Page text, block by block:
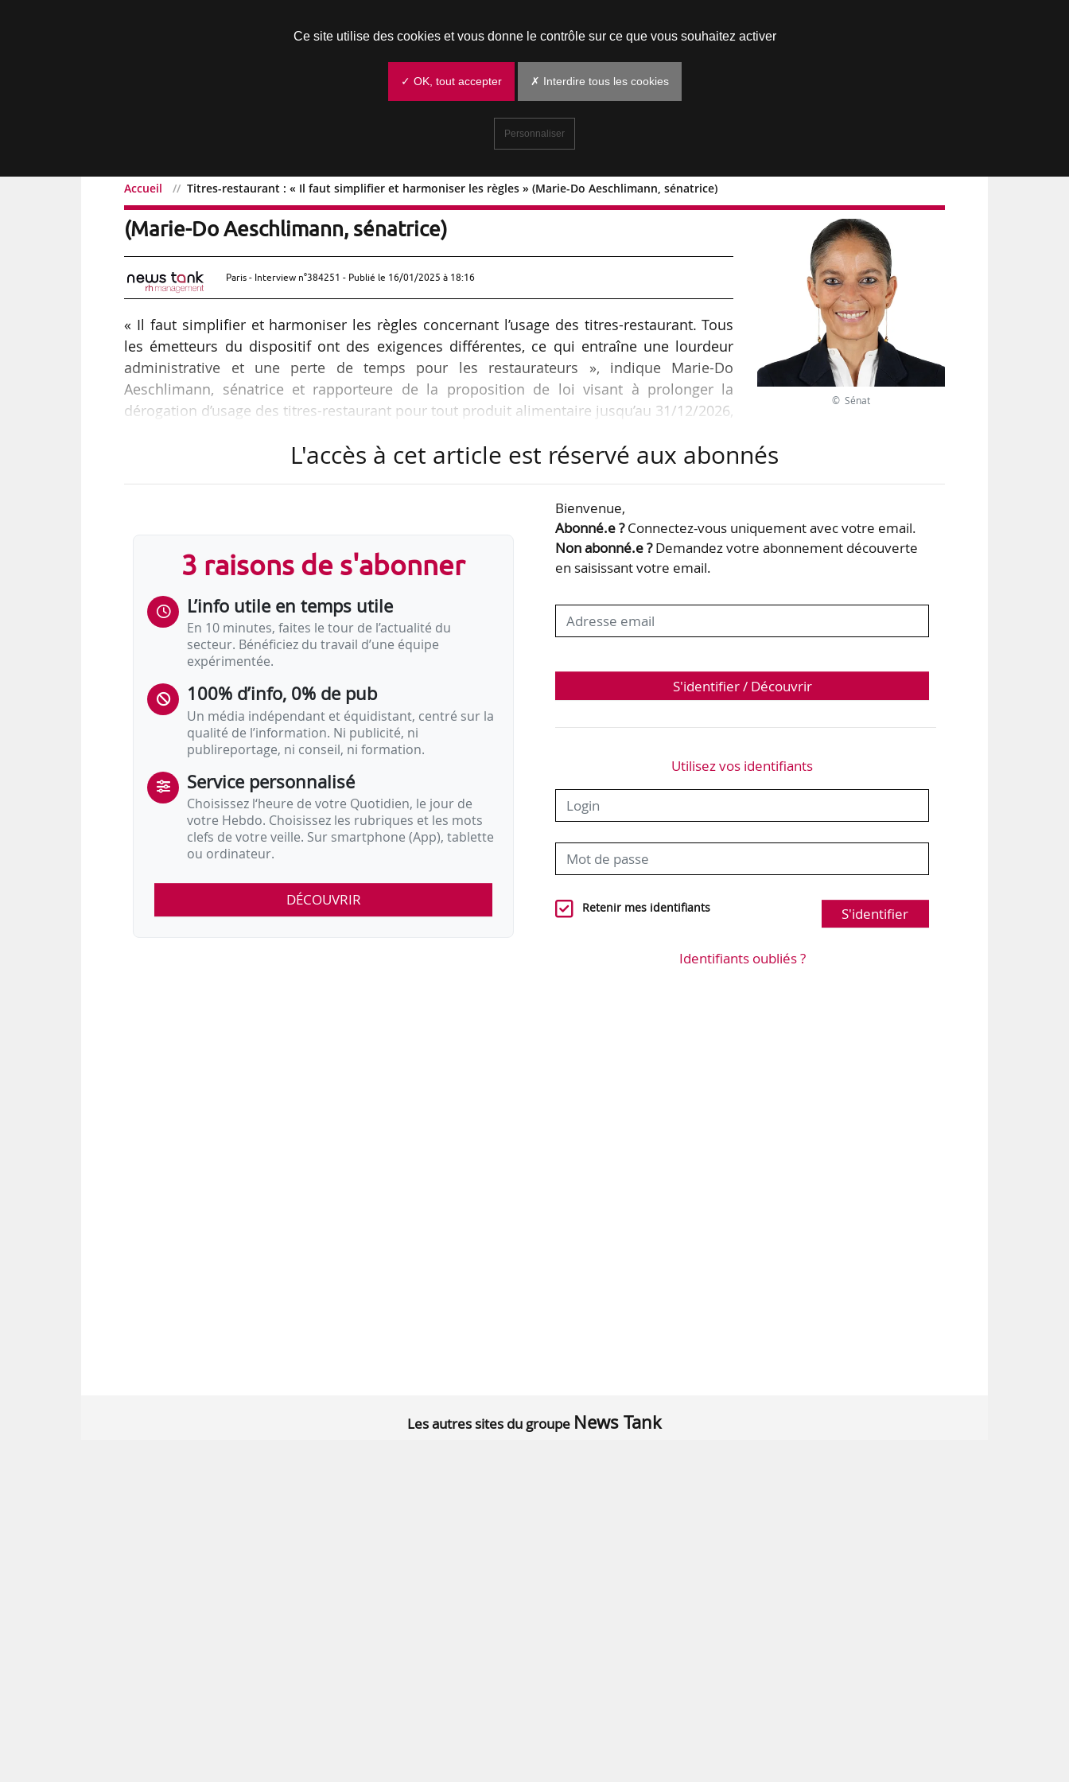
Accueil Titres-restaurant : « Il faut simplifier et harmoniser les règles » (Marie-Do Aeschlimann, sénatrice)
Titres-restaurant : « Il faut simplifier et harmoniser les règles »
(Marie-Do Aeschlimann, sénatrice)
Paris - Interview n°384251 - Publié le 16/01/2025 à 18:16
« Il faut simplifier et harmoniser les règles concernant l’usage des titres-restaurant. Tous
les émetteurs du dispositif ont des exigences différentes, ce qui entraîne une lourdeur
administrative et une perte de temps pour les restaurateurs », indique Marie-Do
Aeschlimann, sénatrice et rapporteure de la proposition de loi visant à prolonger la
dérogation d’usage des titres-restaurant pour tout produit alimentaire jusqu’au 31/12/2026,
« Voilà trois ans qu’il est question d’instaurer une réforme, car le dispositif comporte
© Sénat
L'accès à cet article est réservé aux abonnés
3 raisons de s'abonner
L’info utile en temps utile
En 10 minutes, faites le tour de l’actualité du
secteur. Bénéficiez du travail d’une équipe
expérimentée.
100% d’info, 0% de pub
Un média indépendant et équidistant, centré sur la
qualité de l’information. Ni publicité, ni
publireportage, ni conseil, ni formation.
Service personnalisé
Choisissez l‘heure de votre Quotidien, le jour de
votre Hebdo. Choisissez les rubriques et les mots
clefs de votre veille. Sur smartphone (App), tablette
ou ordinateur.
DÉCOUVRIR
Bienvenue,
Abonné.e ?Connectez-vous uniquement avec votre email.
Non abonné.e ?Demandez votre abonnement découverte
en saisissant votre email.
S'identifier / Découvrir
Utilisez vos identifiants
Retenir mes identifiants S'identifier
Identifiants oubliés ?
Les autres sites du groupe News Tank
Ce site utilise des cookies et vous donne le contrôle sur ce que vous souhaitez activer
✓ OK, tout accepter ✗ Interdire tous les cookies
Personnaliser